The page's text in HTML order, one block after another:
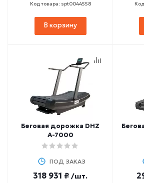
Код товара: spt0044558
В корзину
Беговая дорожка DHZ
А-7000
ПОД ЗАКАЗ
318 931 ₽ /шт.